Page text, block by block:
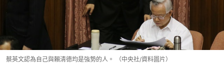
蔡英文認為自己與賴清德均是強勢的人。 （中央社/資料圖片）